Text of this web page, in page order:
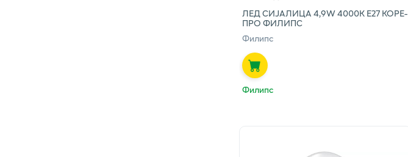
ЛЕД СИЈАЛИЦА 4,9W 4000К E27 КОРЕ-
ПРО ФИЛИПС
Филипс
Филипс